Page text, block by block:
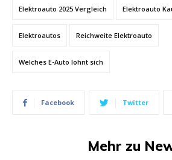
Elektroauto 2025 Vergleich Elektroauto
Elektroautos Reichweite Elektroauto
Welches E-Auto lohnt sich
Facebook Twitter
Mehr zu